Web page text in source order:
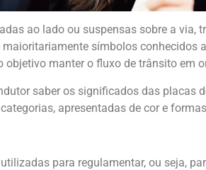
ao lado ou suspensas sobre a via,
maioritariamente símbolos conhecidos
manter o fluxo de trânsito em
saber os significados das placas
apresentadas de cor e
para regulamentar, ou seja,